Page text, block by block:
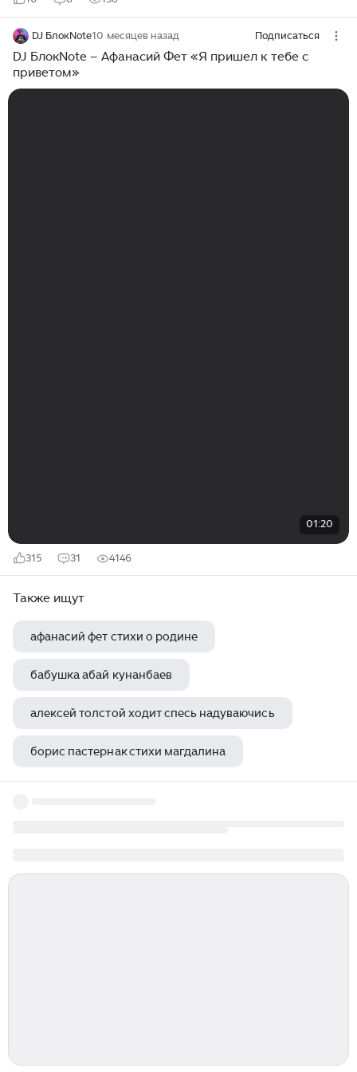
DJ БлокNote10 месяцев назад Подписаться
DJ БлокNote – Афанасий Фет «Я пришел к тебе с
приветом»
01:20
315 31 4146
Также ищут
афанасий фет стихи о родине
бабушка абай кунанбаев
алексей толстой ходит спесь надуваючись
борис пастернак стихи магдалина